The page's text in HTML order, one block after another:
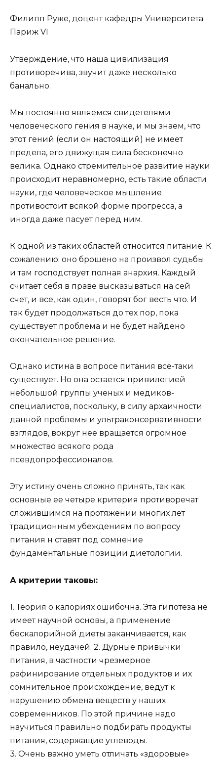
Филипп Руже, доцент кафедры Университета
Париж VI
Утверждение, что наша цивилизация
противоречива, звучит даже несколько
банально.
Мы постоянно являемся свидетелями
человеческого гения в науке, и мы знаем, что
этот гений (если он настоящий) не имеет
предела, его движущая сила бесконечно
велика. Однако стремительное развитие науки
происходит неравномерно, есть такие области
науки, где человеческое мышление
противостоит всякой форме прогресса, а
иногда даже пасует перед ним.
К одной из таких областей относится питание. К
сожалению: оно брошено на произвол судьбы
и там господствует полная анархия. Каждый
считает себя в праве высказываться на сей
счет, и все, как один, говорят бог весть что. И
так будет продолжаться до тех пор, пока
существует проблема и не будет найдено
окончательное решение.
Однако истина в вопросе питания все-таки
существует. Но она остается привилегией
небольшой группы ученых и медиков-
специалистов, поскольку, в силу архаичности
данной проблемы и ультраконсервативности
взглядов, вокруг нее вращается огромное
множество всякого рода
псевдопрофессионалов.
Эту истину очень сложно принять, так как
основные ее четыре критерия противоречат
сложившимся на протяжении многих лет
традиционным убеждениям по вопросу
питания н ставят под сомнение
фундаментальные позиции диетологии.
А критерии таковы:
1. Теория о калориях ошибочна. Эта гипотеза не
имеет научной основы, а применение
бескалорийной диеты заканчивается, как
правило, неудачей. 2. Дурные привычки
питания, в частности чрезмерное
рафинирование отдельных продуктов и их
сомнительное происхождение, ведут к
нарушению обмена веществ у наших
современников. По этой причине надо
научиться правильно подбирать продукты
питания, содержащие углеводы.
3. Очень важно уметь отличать «здоровые»